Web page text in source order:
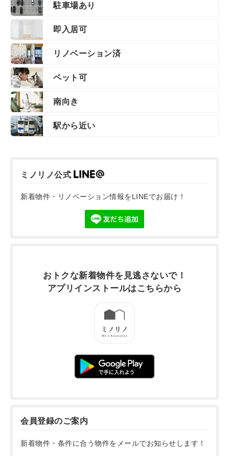
駐車場あり
即入居可
リノベーション済
ペット可
南向き
駅から近い
ミノリノ公式
新着物件・リノベーション情報をLINEでお届け！
おトクな新着物件を 見逃さないで！
アプリインストールはこちらから
会員登録のご案内
新着物件・条件に合う物件をメールでお知らせします！